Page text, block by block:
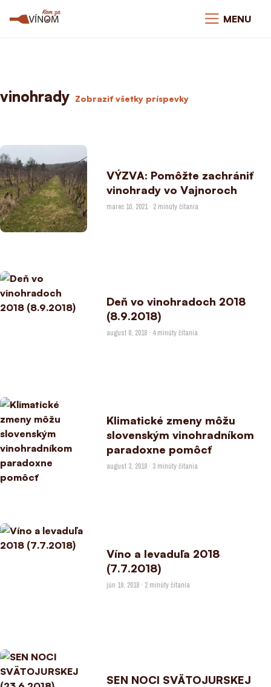
MENU
vinohrady Zobraziť všetky príspevky
VÝZVA: Pomôžte zachrániť
vinohrady vo Vajnoroch
marec 10, 2021 · 2 minúty čítania
Deň vo vinohradoch 2018
(8.9.2018)
august 8, 2018 · 4 minúty čítania
Klimatické zmeny môžu
slovenským vinohradníkom
paradoxne pomôcť
august 3, 2018 · 3 minúty čítania
Víno a levaduľa 2018
(7.7.2018)
jún 19, 2018 · 2 minúty čítania
SEN NOCI SVÄTOJURSKEJ